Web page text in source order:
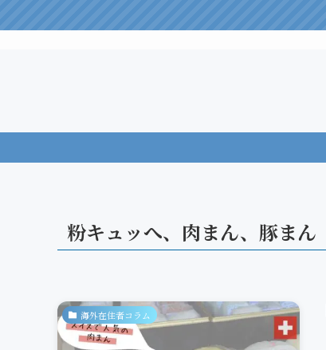
粉キュッへ、肉まん、豚まん
海外在住者コラム